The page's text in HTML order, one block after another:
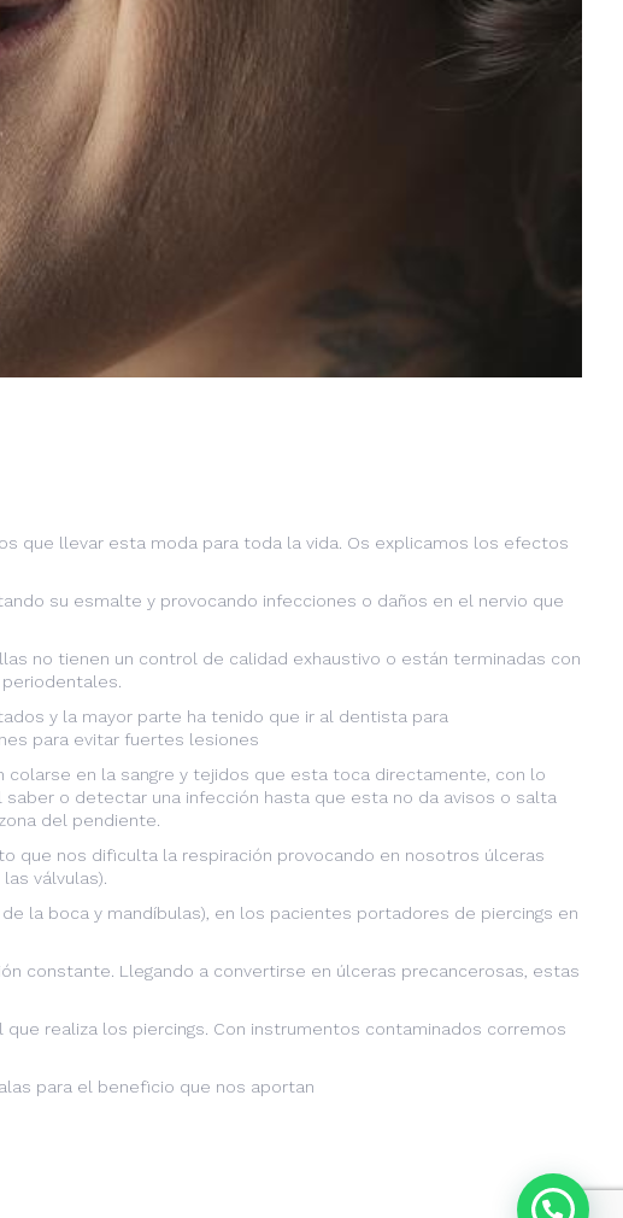
que llevar esta moda para toda la vida. Os explicamos los efectos
su esmalte y provocando infecciones o daños en el nervio que
no tienen un control de calidad exhaustivo o están terminadas con
y la mayor parte ha tenido que ir al dentista para
para evitar fuertes lesiones
en la sangre y tejidos que esta toca directamente, con lo
o detectar una infección hasta que esta no da avisos o salta
del pendiente.
que nos dificulta la respiración provocando en nosotros úlceras
válvulas).
la boca y mandíbulas), en los pacientes portadores de piercings en
constante. Llegando a convertirse en úlceras precancerosas, estas
realiza los piercings. Con instrumentos contaminados corremos
para el beneficio que nos aportan